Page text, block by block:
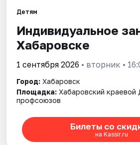
Детям
Индивидуальное
Хабаровске
1 сентября 2026 • вторник •
Город: Хабаровск
Площадка: Хабаровский краевой
профсоюзов
Билеты со
на Kassir.ru